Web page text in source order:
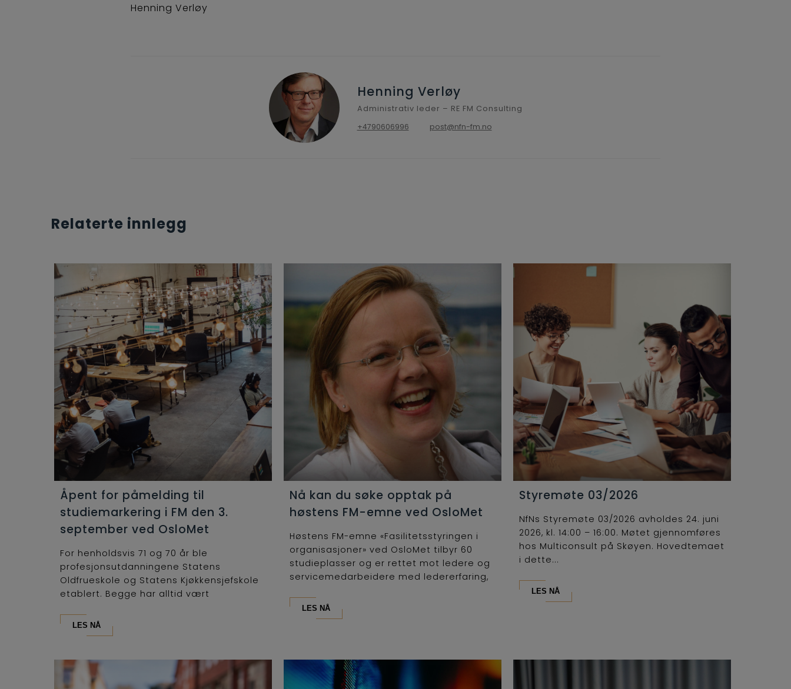
Henning Verløy
Henning Verløy
Administrativ leder – RE FM Consulting
+4790606996
post@nfn-fm.no
Relaterte innlegg
Åpent for påmelding til
studiemarkering i FM den 3.
september ved OsloMet
For henholdsvis 71 og 70 år ble
profesjonsutdanningene Statens
Oldfrueskole og Statens Kjøkkensjefskole
etablert. Begge har alltid vært
LES NÅ
Nå kan du søke opptak på
høstens FM-emne ved OsloMet
Høstens FM-emne «Fasilitetsstyringen i
organisasjoner» ved OsloMet tilbyr 60
studieplasser og er rettet mot ledere og
servicemedarbeidere med ledererfaring,
LES NÅ
Styremøte 03/2026
NfNs Styremøte 03/2026 avholdes 24. juni
2026, kl. 14:00 – 16:00. Møtet gjennomføres
hos Multiconsult på Skøyen. Hovedtemaet
i dette...
LES NÅ